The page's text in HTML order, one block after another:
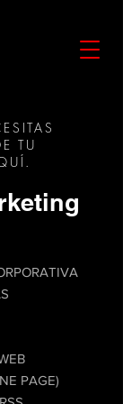
TU
PAGE)